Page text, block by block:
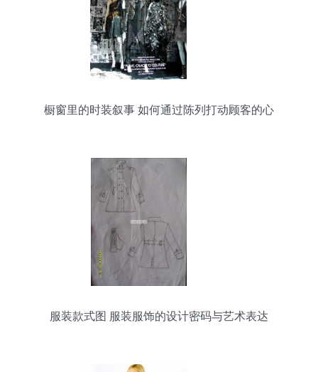
橱窗里的时装叙事 如何通过陈列打动顾客的心
服装款式图 服装服饰的设计密码与艺术表达